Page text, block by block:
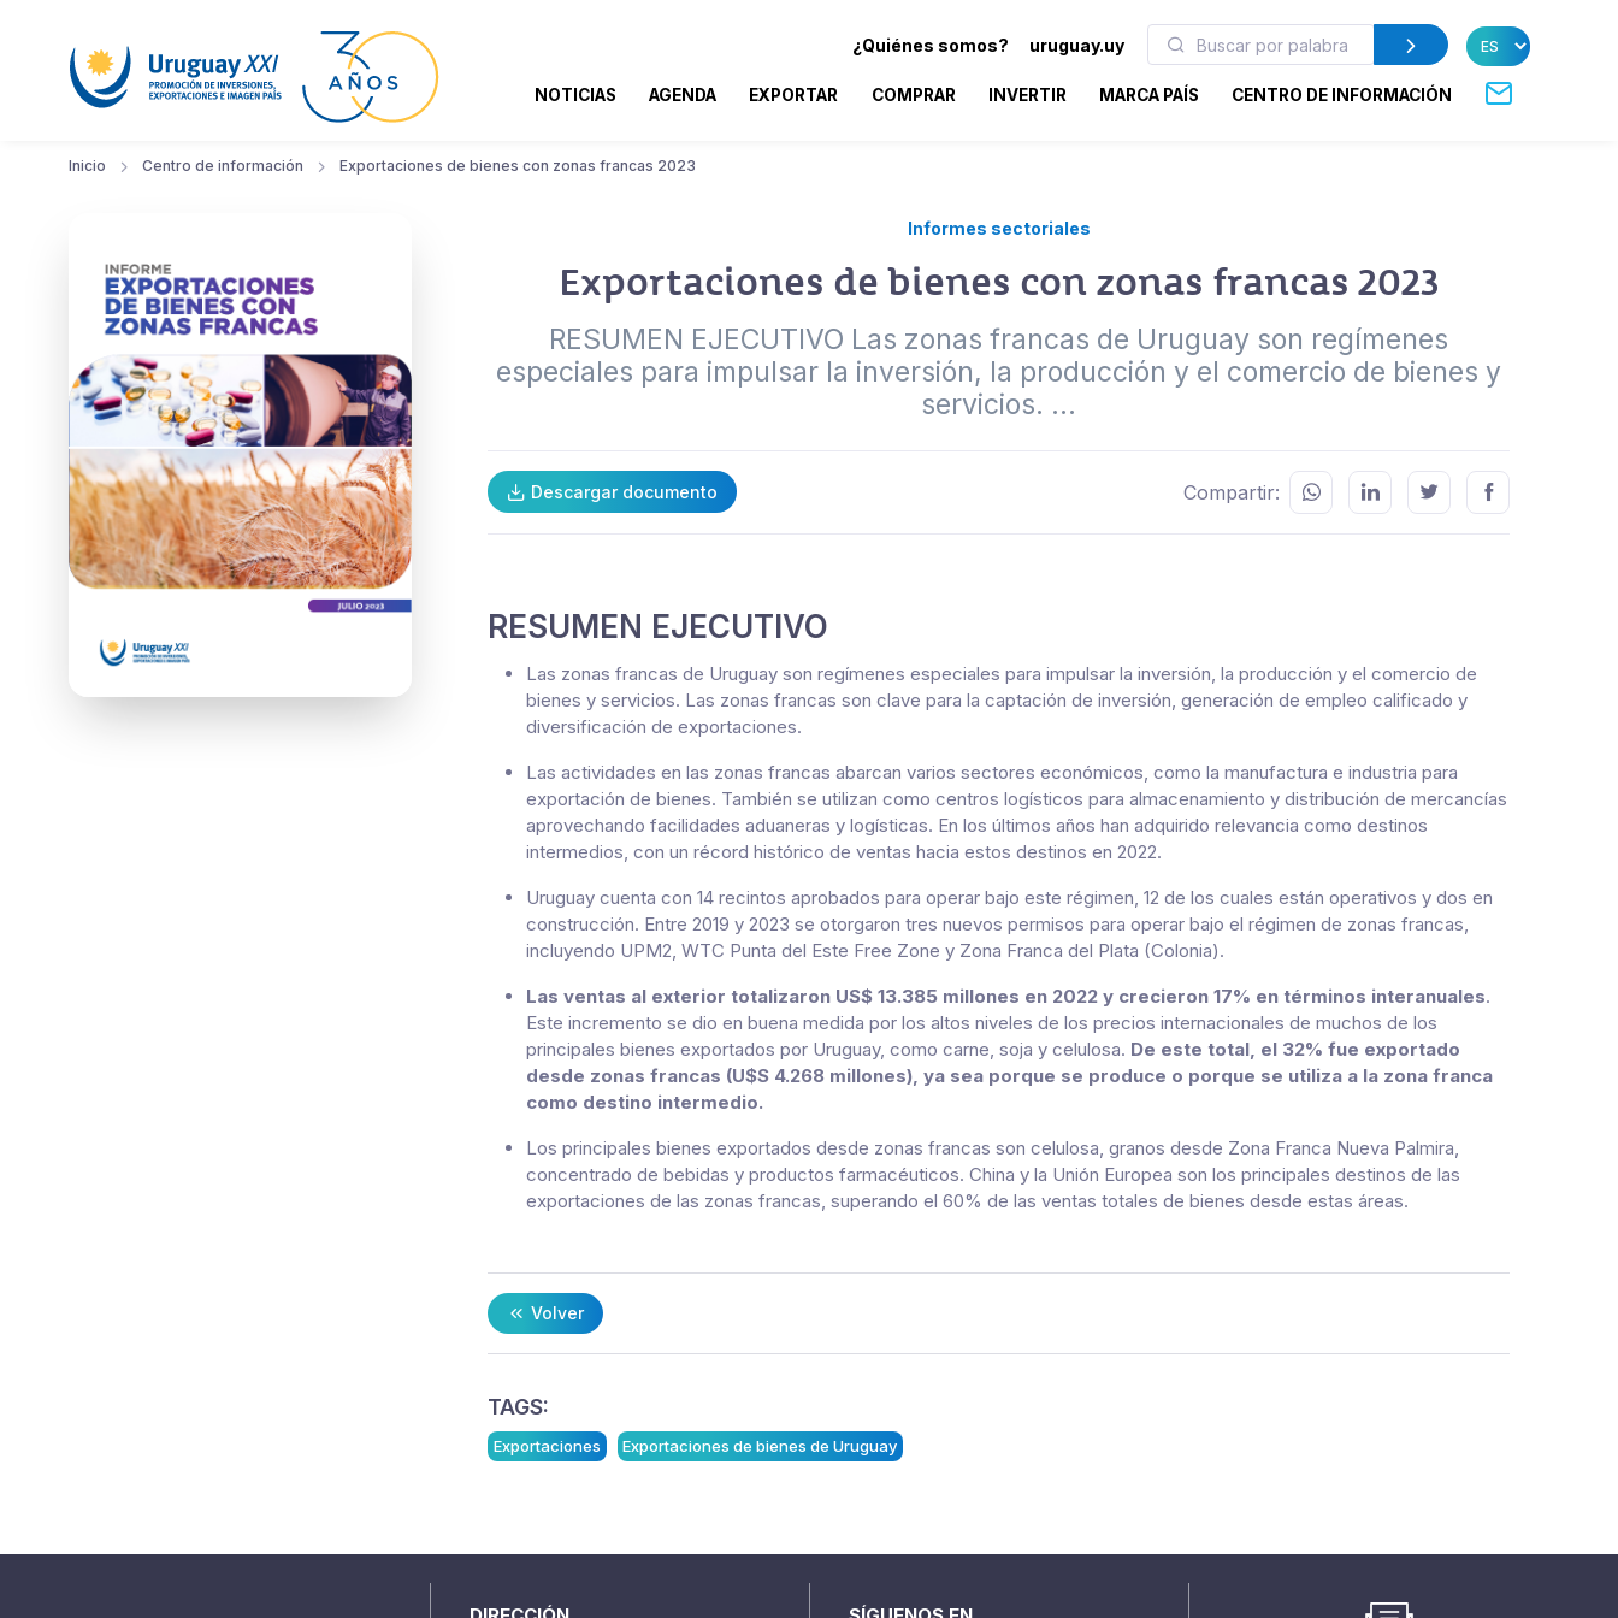
¿Quiénes somos? uruguay.uy
NOTICIAS AGENDA EXPORTAR COMPRAR INVERTIR MARCA PAÍS CENTRO DE INFORMACIÓN
Inicio Centro de información Exportaciones de bienes con zonas francas 2023
Informes sectoriales
Exportaciones de bienes con zonas francas 2023
RESUMEN EJECUTIVO Las zonas francas de Uruguay son regímenes
especiales para impulsar la inversión, la producción y el comercio de bienes y
servicios. ...
Descargar documento Compartir:
RESUMEN EJECUTIVO
Las zonas francas de Uruguay son regímenes especiales para impulsar la inversión, la producción y el comercio de
bienes y servicios. Las zonas francas son clave para la captación de inversión, generación de empleo calificado y
diversificación de exportaciones.
Las actividades en las zonas francas abarcan varios sectores económicos, como la manufactura e industria para
exportación de bienes. También se utilizan como centros logísticos para almacenamiento y distribución de mercancías
aprovechando facilidades aduaneras y logísticas. En los últimos años han adquirido relevancia como destinos
intermedios, con un récord histórico de ventas hacia estos destinos en 2022.
Uruguay cuenta con 14 recintos aprobados para operar bajo este régimen, 12 de los cuales están operativos y dos en
construcción. Entre 2019 y 2023 se otorgaron tres nuevos permisos para operar bajo el régimen de zonas francas,
incluyendo UPM2, WTC Punta del Este Free Zone y Zona Franca del Plata (Colonia).
Las ventas al exterior totalizaron US$ 13.385 millones en 2022 y crecieron 17% en términos interanuales.
Este incremento se dio en buena medida por los altos niveles de los precios internacionales de muchos de los
principales bienes exportados por Uruguay, como carne, soja y celulosa. De este total, el 32% fue exportado
desde zonas francas (U$S 4.268 millones), ya sea porque se produce o porque se utiliza a la zona franca
como destino intermedio.
Los principales bienes exportados desde zonas francas son celulosa, granos desde Zona Franca Nueva Palmira,
concentrado de bebidas y productos farmacéuticos. China y la Unión Europea son los principales destinos de las
exportaciones de las zonas francas, superando el 60% de las ventas totales de bienes desde estas áreas.
Volver
TAGS:
Exportaciones Exportaciones de bienes de Uruguay